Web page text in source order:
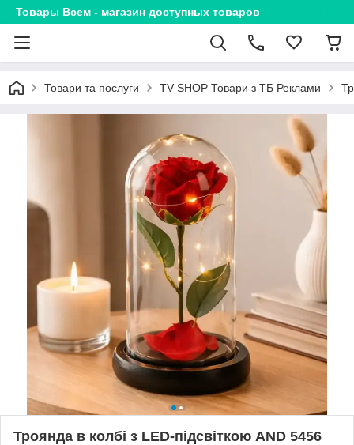
Товары Всем - магазин доступных товаров
Товари та послуги TV SHOP Товари з ТБ Реклами
Троянда в колбі з LED-підсвіткою AND 5456